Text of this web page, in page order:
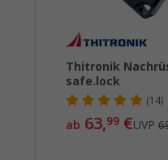
Thitronik
safe.lock
(14)
ab 63,99€UVP